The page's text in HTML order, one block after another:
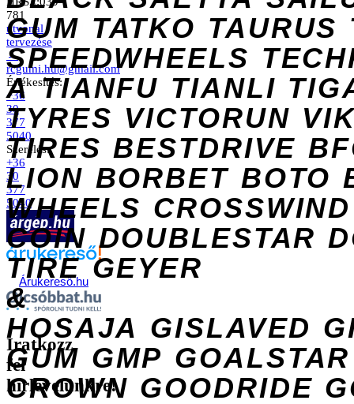
GUM TATKO TAURUS
SPEEDWHEELS
A TIANFU TIANLI
TYRES VICTORUN
TIRES BESTDRIVE
LION BORBET BOTO
WHEELS CROSSWIND
COIN DOUBLESTAR
TIRE GEYER
&
HOSAJA GISLAVED
GUM GMP GOALSTAR
CROWN GOODRIDE
781
útvonal
tervezése
→
rcgumi.hu@gmail.com
Értékesítés:
+36
30
377
5040
Szerelés:
+36
30
377
5040
Árukereső.hu
Iratkozz
fel
hírlevelünkre!